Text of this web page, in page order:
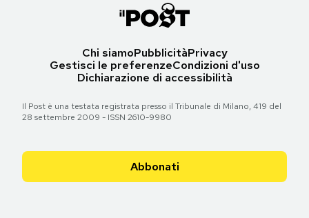
Chi siamoPubblicitàPrivacy
Gestisci le preferenzeCondizioni d'uso
Dichiarazione di accessibilità
Il Post è una testata registrata presso il Tribunale di Milano, 419 del
28 settembre 2009 - ISSN 2610-9980
Abbonati